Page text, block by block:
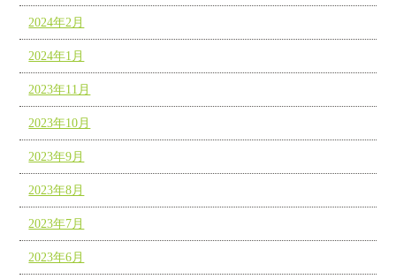
2024年2月
2024年1月
2023年11月
2023年10月
2023年9月
2023年8月
2023年7月
2023年6月